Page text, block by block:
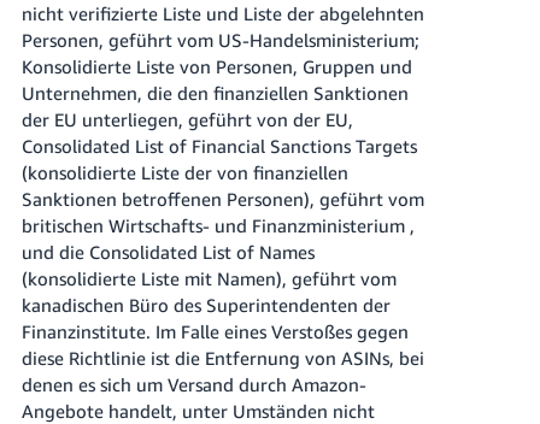
nicht verifizierte Liste und Liste der abgelehnten
Personen, geführt vom US-Handelsministerium;
Konsolidierte Liste von Personen, Gruppen und
Unternehmen, die den finanziellen Sanktionen
der EU unterliegen, geführt von der EU,
Consolidated List of Financial Sanctions Targets
(konsolidierte Liste der von finanziellen
Sanktionen betroffenen Personen), geführt vom
britischen Wirtschafts- und Finanzministerium ,
und die Consolidated List of Names
(konsolidierte Liste mit Namen), geführt vom
kanadischen Büro des Superintendenten der
Finanzinstitute. Im Falle eines Verstoßes gegen
diese Richtlinie ist die Entfernung von ASINs, bei
denen es sich um Versand durch Amazon-
Angebote handelt, unter Umständen nicht